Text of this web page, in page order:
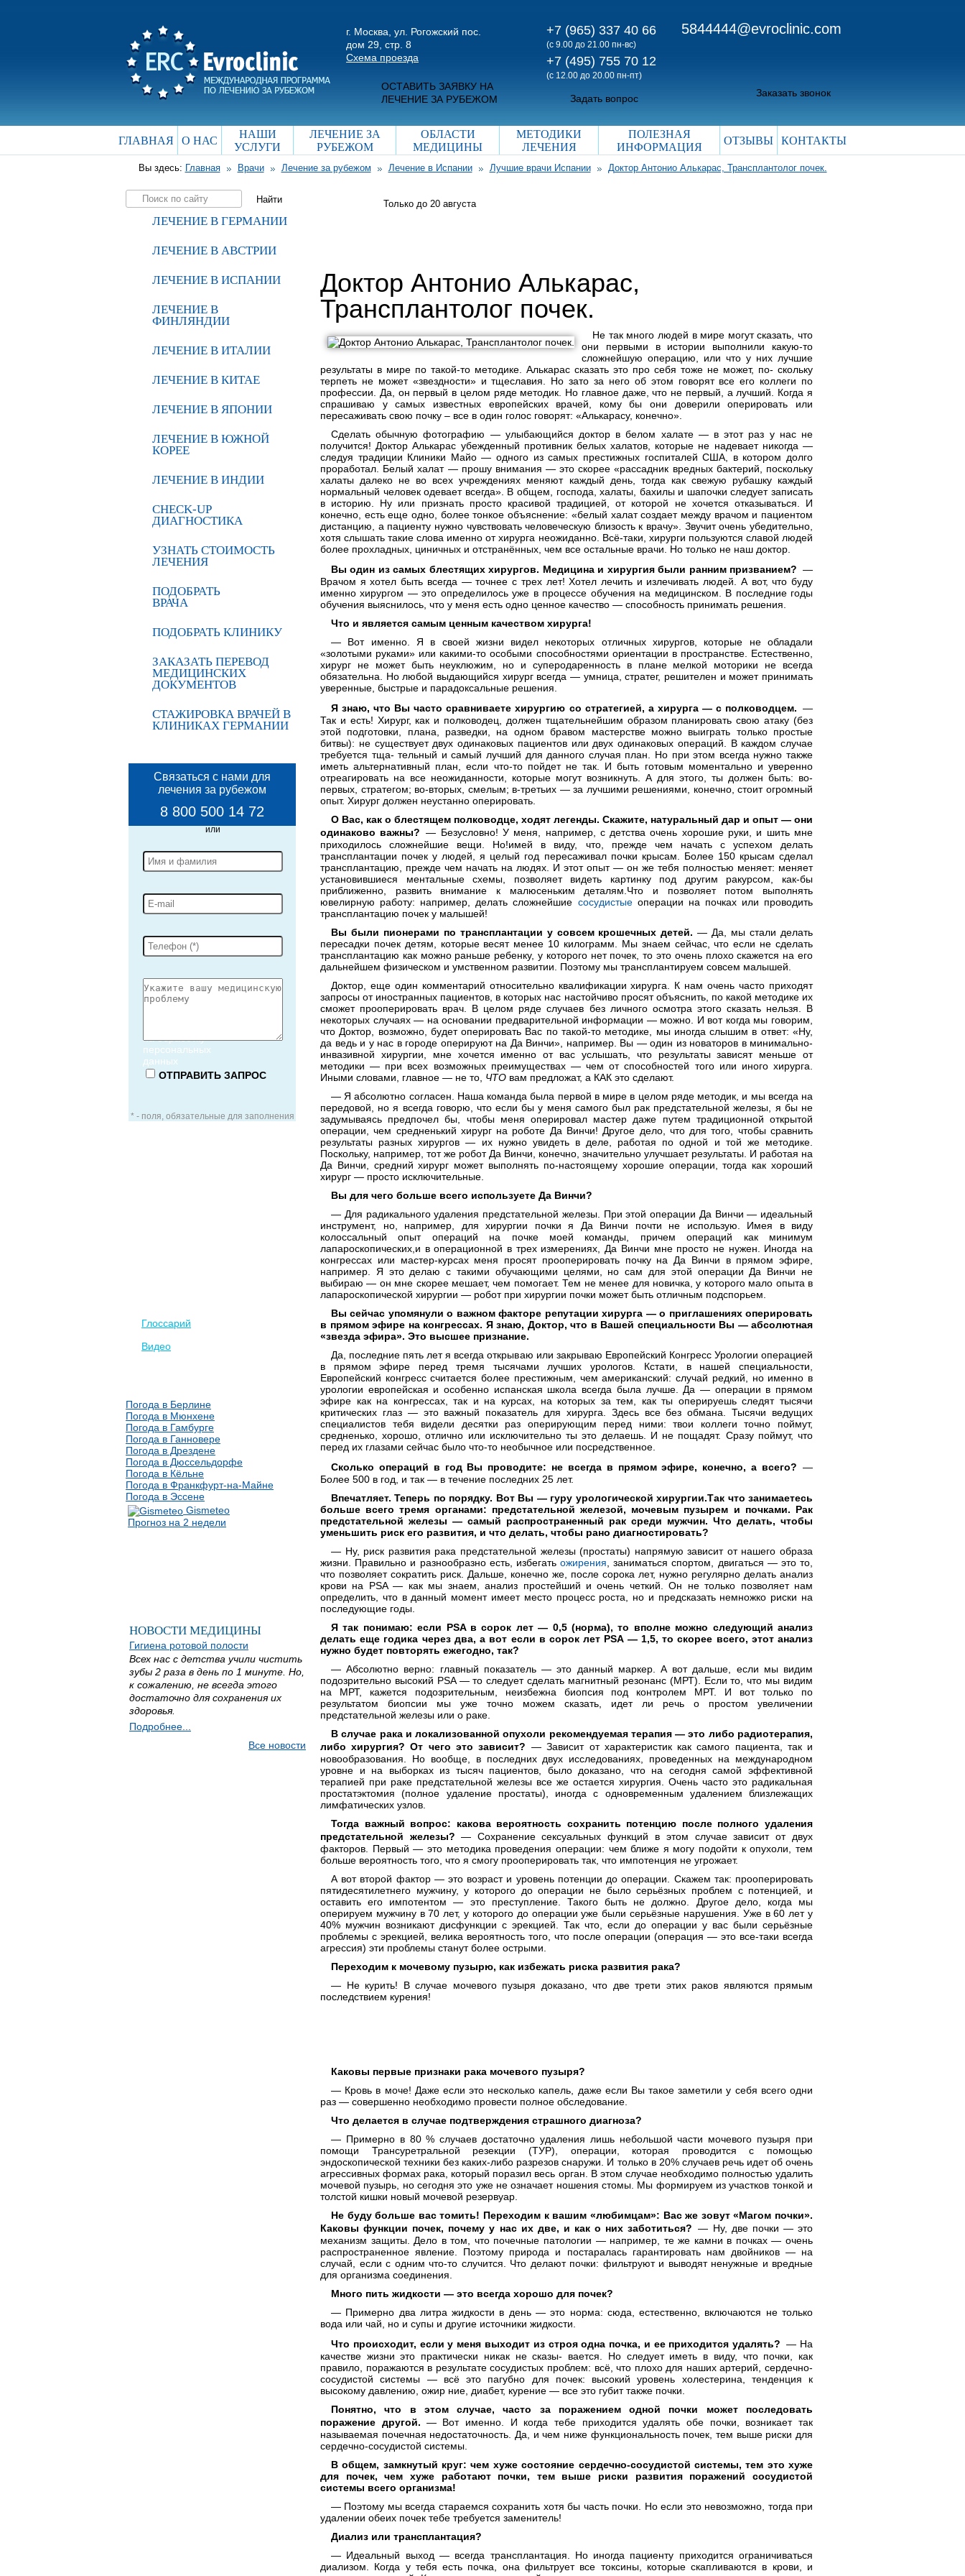
г. Москва, ул. Рогожский пос.
дом 29, стр. 8
Схема проезда
ОСТАВИТЬ ЗАЯВКУ НА
ЛЕЧЕНИЕ ЗА РУБЕЖОМ
+7 (965) 337 40 66
(с 9.00 до 21.00 пн-вс)
+7 (495) 755 70 12
(с 12.00 до 20.00 пн-пт)
Задать вопрос
5844444@evroclinic.com
Заказать звонок
ГЛАВНАЯ О НАС
НАШИ
УСЛУГИ
ЛЕЧЕНИЕ ЗА
РУБЕЖОМ
ОБЛАСТИ
МЕДИЦИНЫ
МЕТОДИКИ
ЛЕЧЕНИЯ
ПОЛЕЗНАЯ
ИНФОРМАЦИЯ
ОТЗЫВЫ КОНТАКТЫ
Вы здесь: Главная Врачи Лечение за рубежом Лечение в Испании Лучшие врачи Испании Доктор Антонио Алькарас, Трансплантолог почек.
ЛЕЧЕНИЕ В ГЕРМАНИИ
ЛЕЧЕНИЕ В АВСТРИИ
ЛЕЧЕНИЕ В ИСПАНИИ
ЛЕЧЕНИЕ В
ФИНЛЯНДИИ
ЛЕЧЕНИЕ В ИТАЛИИ
ЛЕЧЕНИЕ В КИТАЕ
ЛЕЧЕНИЕ В ЯПОНИИ
ЛЕЧЕНИЕ В ЮЖНОЙ
КОРЕЕ
ЛЕЧЕНИЕ В ИНДИИ
CHECK-UP
ДИАГНОСТИКА
УЗНАТЬ СТОИМОСТЬ
ЛЕЧЕНИЯ
ПОДОБРАТЬ
ВРАЧА
ПОДОБРАТЬ КЛИНИКУ
ЗАКАЗАТЬ ПЕРЕВОД
МЕДИЦИНСКИХ
ДОКУМЕНТОВ
СТАЖИРОВКА ВРАЧЕЙ В
КЛИНИКАХ ГЕРМАНИИ
Связаться с нами для
лечения за рубежом
8 800 500 14 72
на обработку
персональных
данных
* - поля, обязательные для заполнения
Глоссарий
Видео
Погода в Берлине
Погода в Мюнхене
Погода в Гамбурге
Погода в Ганновере
Погода в Дрездене
Погода в Дюссельдорфе
Погода в Кёльне
Погода в Франкфурт-на-Майне
Погода в Эссене
Gismeteo
Прогноз на 2 недели
НОВОСТИ МЕДИЦИНЫ
Гигиена ротовой полости
Всех нас с детства учили чистить
зубы 2 раза в день по 1 минуте. Но,
к сожалению, не всегда этого
достаточно для сохранения их
здоровья.
Подробнее...
Все новости
Только до 20 августа
Доктор Антонио Алькарас,
Трансплантолог почек.
Не так много людей в мире могут сказать, что
они первыми в истории выполнили какую-то
сложнейшую операцию, или что у них лучшие
результаты в мире по такой-то методике. Алькарас сказать это про себя тоже не может, по- скольку
терпеть не может «звездности» и тщеславия. Но зато за него об этом говорят все его коллеги по
профессии. Да, он первый в целом ряде методик. Но главное даже, что не первый, а лучший. Когда я
спрашиваю у самых известных европейских врачей, кому бы они доверили оперировать или
пересаживать свою почку – все в один голос говорят: «Алькарасу, конечно».
Сделать обычную фотографию — улыбающийся доктор в белом халате — в этот раз у нас не
получится! Доктор Алькарас убежденный противник белых халатов, которые не надевает никогда —
следуя традиции Клиники Майо — одного из самых престижных госпиталей США, в котором долго
проработал. Белый халат — прошу внимания — это скорее «рассадник вредных бактерий, поскольку
халаты далеко не во всех учреждениях меняют каждый день, тогда как свежую рубашку каждый
нормальный человек одевает всегда». В общем, господа, халаты, бахилы и шапочки следует записать
в историю. Ну или признать просто красивой традицией, от которой не хочется отказываться. И
конечно, есть еще одно, более тонкое объяснение: «белый халат создает между врачом и пациентом
дистанцию, а пациенту нужно чувствовать человеческую близость к врачу». Звучит очень убедительно,
хотя слышать такие слова именно от хирурга неожиданно. Всё-таки, хирурги пользуются славой людей
более прохладных, циничных и отстранённых, чем все остальные врачи. Но только не наш доктор.
Вы один из самых блестящих хирургов. Медицина и хирургия были ранним призванием? —
Врачом я хотел быть всегда — точнее с трех лет! Хотел лечить и излечивать людей. А вот, что буду
именно хирургом — это определилось уже в процессе обучения на медицинском. В последние годы
обучения выяснилось, что у меня есть одно ценное качество — способность принимать решения.
Что и является самым ценным качеством хирурга!
— Вот именно. Я в своей жизни видел некоторых отличных хирургов, которые не обладали
«золотыми руками» или какими-то особыми способностями ориентации в пространстве. Естественно,
хирург не может быть неуклюжим, но и суперодаренность в плане мелкой моторики не всегда
обязательна. Но любой выдающийся хирург всегда — умница, стратег, решителен и может принимать
уверенные, быстрые и парадоксальные решения.
Я знаю, что Вы часто сравниваете хирургию со стратегией, а хирурга — с полководцем. —
Так и есть! Хирург, как и полководец, должен тщательнейшим образом планировать свою атаку (без
этой подготовки, плана, разведки, на одном бравом мастерстве можно выиграть только простые
битвы): не существует двух одинаковых пациентов или двух одинаковых операций. В каждом случае
требуется тща- тельный и самый лучший для данного случая план. Но при этом всегда нужно также
иметь альтернативный план, если что-то пойдет не так. И быть готовым моментально и уверенно
отреагировать на все неожиданности, которые могут возникнуть. А для этого, ты должен быть: во-
первых, стратегом; во-вторых, смелым; в-третьих — за лучшими решениями, конечно, стоит огромный
опыт. Хирург должен неустанно оперировать.
О Вас, как о блестящем полководце, ходят легенды. Скажите, натуральный дар и опыт — они
одинаково важны?— Безусловно! У меня, например, с детства очень хорошие руки, и шить мне
приходилось сложнейшие вещи. Но!имей в виду, что, прежде чем начать с успехом делать
трансплантации почек у людей, я целый год пересаживал почки крысам. Более 150 крысам сделал
трансплантацию, прежде чем начать на людях. И этот опыт — он же тебя полностью меняет: меняет
установившиеся ментальные схемы, позволяет видеть картинку под другим ракурсом, как-бы
приближенно, развить внимание к малюсеньким деталям.Что и позволяет потом выполнять
ювелирную работу: например, делать сложнейшие сосудистыеоперации на почках или проводить
трансплантацию почек у малышей!
Вы были пионерами по трансплантации у совсем крошечных детей.— Да, мы стали делать
пересадки почек детям, которые весят менее 10 килограмм. Мы знаем сейчас, что если не сделать
трансплантацию как можно раньше ребенку, у которого нет почек, то это очень плохо скажется на его
дальнейшем физическом и умственном развитии. Поэтому мы трансплантируем совсем малышей.
Доктор, еще один комментарий относительно квалификации хирурга. К нам очень часто приходят
запросы от иностранных пациентов, в которых нас настойчиво просят объяснить, по какой методике их
сможет прооперировать врач. В целом ряде случаев без личного осмотра этого сказать нельзя. В
некоторых случаях — на основании предварительной информации — можно. И вот когда мы говорим,
что Доктор, возможно, будет оперировать Вас по такой-то методике, мы иногда слышим в ответ: «Ну,
да ведь и у нас в городе оперируют на Да Винчи», например. Вы — один из новаторов в минимально-
инвазивной хирургии, мне хочется именно от вас услышать, что результаты зависят меньше от
методики — при всех возможных преимуществах — чем от способностей того или иного хирурга.
Иными словами, главное — не то, ЧТО вам предложат, а КАК это сделают.
— Я абсолютно согласен. Наша команда была первой в мире в целом ряде методик, и мы всегда на
передовой, но я всегда говорю, что если бы у меня самого был рак предстательной железы, я бы не
задумываясь предпочел бы, чтобы меня оперировал мастер даже путем традиционной открытой
операции, чем средненький хирург на роботе Да Винчи! Другое дело, что для того, чтобы сравнить
результаты разных хирургов — их нужно увидеть в деле, работая по одной и той же методике.
Поскольку, например, тот же робот Да Винчи, конечно, значительно улучшает результаты. И работая на
Да Винчи, средний хирург может выполнять по-настоящему хорошие операции, тогда как хороший
хирург — просто исключительные.
Вы для чего больше всего используете Да Винчи?
— Для радикального удаления предстательной железы. При этой операции Да Винчи — идеальный
инструмент, но, например, для хирургии почки я Да Винчи почти не использую. Имея в виду
колоссальный опыт операций на почке моей команды, причем операций как минимум
лапароскопических,и в операционной в трех измерениях, Да Винчи мне просто не нужен. Иногда на
конгрессах или мастер-курсах меня просят прооперировать почку на Да Винчи в прямом эфире,
например. Я это делаю с такими обучающими целями, но сам для этой операции Да Винчи не
выбираю — он мне скорее мешает, чем помогает. Тем не менее для новичка, у которого мало опыта в
лапароскопической хирургии — робот при хирургии почки может быть отличным подспорьем.
Вы сейчас упомянули о важном факторе репутации хирурга — о приглашениях оперировать
в прямом эфире на конгрессах. Я знаю, Доктор, что в Вашей специальности Вы — абсолютная
«звезда эфира». Это высшее признание.
Да, последние пять лет я всегда открываю или закрываю Европейский Конгресс Урологии операцией
в прямом эфире перед тремя тысячами лучших урологов. Кстати, в нашей специальности,
Европейский конгресс считается более престижным, чем американский: случай редкий, но именно в
урологии европейская и особенно испанская школа всегда была лучше. Да — операции в прямом
эфире как на конгрессах, так и на курсах, на которых за тем, как ты оперируешь следят тысячи
критических глаз — это важный показатель для хирурга. Здесь все без обмана. Тысячи ведущих
специалистов тебя видели десятки раз оперирующим перед ними: твои коллеги точно поймут,
средненько, хорошо, отлично или исключительно ты это делаешь. И не пощадят. Сразу поймут, что
перед их глазами сейчас было что-то необычное или посредственное.
Сколько операций в год Вы проводите: не всегда в прямом эфире, конечно, а всего? —
Более 500 в год, и так — в течение последних 25 лет.
Впечатляет. Теперь по порядку. Вот Вы — гуру урологической хирургии.Так что занимаетесь
больше всего тремя органами: предстательной железой, мочевым пузырем и почками. Рак
предстательной железы — самый распространенный рак среди мужчин. Что делать, чтобы
уменьшить риск его развития, и что делать, чтобы рано диагностировать?
— Ну, риск развития рака предстательной железы (простаты) напрямую зависит от нашего образа
жизни. Правильно и разнообразно есть, избегать ожирения , заниматься спортом, двигаться — это то,
что позволяет сократить риск. Дальше, конечно же, после сорока лет, нужно регулярно делать анализ
крови на PSA — как мы знаем, анализ простейший и очень четкий. Он не только позволяет нам
определить, что в данный момент имеет место процесс роста, но и предсказать немножко риски на
последующие годы.
Я так понимаю: если PSA в сорок лет — 0,5 (норма), то вполне можно следующий анализ
делать еще годика через два, а вот если в сорок лет PSA — 1,5, то скорее всего, этот анализ
нужно будет повторять ежегодно, так?
— Абсолютно верно: главный показатель — это данный маркер. А вот дальше, если мы видим
подозрительно высокий PSA — то следует сделать магнитный резонанс (МРТ). Если то, что мы видим
на МРТ, кажется подозрительным, неизбежна биопсия под контролем МРТ. И вот только по
результатом биопсии мы уже точно можем сказать, идет ли речь о простом увеличении
предстательной железы или о раке.
В случае рака и локализованной опухоли рекомендуемая терапия — это либо радиотерапия,
либо хирургия? От чего это зависит?— Зависит от характеристик как самого пациента, так и
новообразования. Но вообще, в последних двух исследованиях, проведенных на международном
уровне и на выборках из тысяч пациентов, было доказано, что на сегодня самой эффективной
терапией при раке предстательной железы все же остается хирургия. Очень часто это радикальная
простатэктомия (полное удаление простаты), иногда с одновременным удалением близлежащих
лимфатических узлов.
Тогда важный вопрос: какова вероятность сохранить потенцию после полного удаления
предстательной железы? — Сохранение сексуальных функций в этом случае зависит от двух
факторов. Первый — это методика проведения операции: чем ближе я могу подойти к опухоли, тем
больше вероятность того, что я смогу прооперировать так, что импотенция не угрожает.
А вот второй фактор — это возраст и уровень потенции до операции. Скажем так: прооперировать
пятидесятилетнего мужчину, у которого до операции не было серьёзных проблем с потенцией, и
оставить его импотентом — это преступление. Такого быть не должно. Другое дело, когда мы
оперируем мужчину в 70 лет, у которого до операции уже были серьёзные нарушения. Уже в 60 лет у
40% мужчин возникают дисфункции с эрекцией. Так что, если до операции у вас были серьёзные
проблемы с эрекцией, велика вероятность того, что после операции (операция — это все-таки всегда
агрессия) эти проблемы станут более острыми.
Переходим к мочевому пузырю, как избежать риска развития рака?
— Не курить! В случае мочевого пузыря доказано, что две трети этих раков являются прямым
последствием курения!
Каковы первые признаки рака мочевого пузыря?
— Кровь в моче! Даже если это несколько капель, даже если Вы такое заметили у себя всего одни
раз — совершенно необходимо провести полное обследование.
Что делается в случае подтверждения страшного диагноза?
— Примерно в 80 % случаев достаточно удаления лишь небольшой части мочевого пузыря при
помощи Трансуретральной резекции (ТУР), операции, которая проводится с помощью
эндоскопической техники без каких-либо разрезов снаружи. И только в 20% случаев речь идет об очень
агрессивных формах рака, который поразил весь орган. В этом случае необходимо полностью удалить
мочевой пузырь, но сегодня это уже не означает ношения стомы. Мы формируем из участков тонкой и
толстой кишки новый мочевой резервуар.
Не буду больше вас томить! Переходим к вашим «любимцам»: Вас же зовут «Магом почки».
Каковы функции почек, почему у нас их две, и как о них заботиться?— Ну, две почки — это
механизм защиты. Дело в том, что почечные патологии — например, те же камни в почках — очень
распространенное явление. Поэтому природа и постаралась гарантировать нам двойников — на
случай, если с одним что-то случится. Что делают почки: фильтруют и выводят ненужные и вредные
для организма соединения.
Много пить жидкости — это всегда хорошо для почек?
— Примерно два литра жидкости в день — это норма: сюда, естественно, включаются не только
вода или чай, но и супы и другие источники жидкости.
Что происходит, если у меня выходит из строя одна почка, и ее приходится удалять?— На
качестве жизни это практически никак не сказы- вается. Но следует иметь в виду, что почки, как
правило, поражаются в результате сосудистых проблем: всё, что плохо для наших артерий, сердечно-
сосудистой системы — всё это пагубно для почек: высокий уровень холестерина, тенденция к
высокому давлению, ожир ние, диабет, курение — все это губит также почки.
Понятно, что в этом случае, часто за поражением одной почки может последовать
поражение другой. — Вот именно. И когда тебе приходится удалять обе почки, возникает так
называемая почечная недостаточность. Да, и чем ниже функциональность почек, тем выше риски для
сердечно-сосудистой системы.
В общем, замкнутый круг: чем хуже состояние сердечно-сосудистой системы, тем это хуже
для почек, чем хуже работают почки, тем выше риски развития поражений сосудистой
системы всего организма!
— Поэтому мы всегда стараемся сохранить хотя бы часть почки. Но если это невозможно, тогда при
удалении обеих почек тебе требуется заменитель!
Диализ или трансплантация?
— Идеальный выход — всегда трансплантация. Но иногда пациенту приходится ограничиваться
диализом. Когда у тебя есть почка, она фильтрует все токсины, которые скапливаются в крови, и